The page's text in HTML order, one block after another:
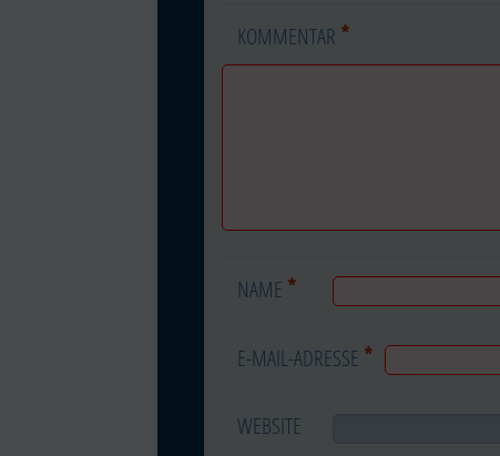
KOMMENTAR *
NAME *
E-MAIL-ADRESSE *
WEBSITE